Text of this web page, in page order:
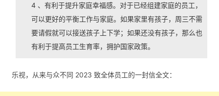
4 、有利于提升家庭幸福感。对于已经组建家庭的员工，
可以更好的平衡工作与家庭。如果家里有孩子，周三不需
要请假就可以接送孩子上下学；如果还没有孩子，那么也
有利于提高员工生育率，拥护国家政策。
乐视，从来与众不同 2023 致全体员工的一封信全文：